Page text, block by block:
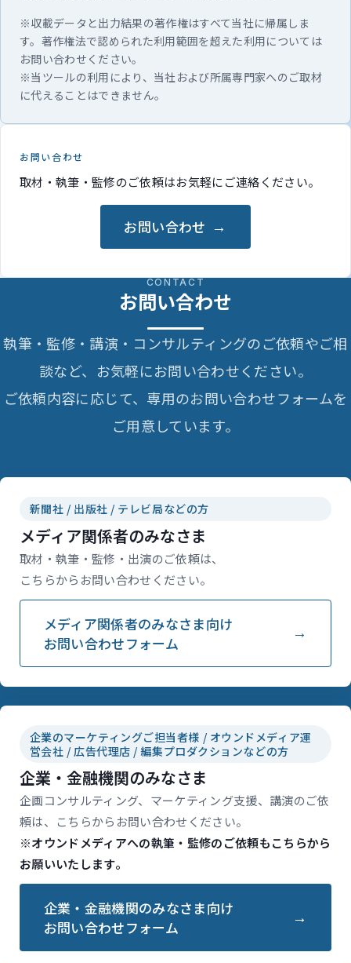
※収載データと出力結果の著作権はすべて当社に帰属しま
す。著作権法で認められた利用範囲を超えた利用については
お問い合わせください。
※当ツールの利用により、当社および所属専門家へのご取材
に代えることはできません。
お問い合わせ
取材・執筆・監修のご依頼はお気軽にご連絡ください。
お問い合わせ
CONTACT
お問い合わせ
執筆・監修・講演・コンサルティングのご依頼やご相
談など、お気軽にお問い合わせください。
ご依頼内容に応じて、専用のお問い合わせフォームを
ご用意しています。
新聞社 / 出版社 / テレビ局などの方
メディア関係者のみなさま
取材・執筆・監修・出演のご依頼は、
こちらからお問い合わせください。
メディア関係者のみなさま向け
お問い合わせフォーム
企業のマーケティングご担当者様 / オウンドメディア運
営会社 / 広告代理店 / 編集プロダクションなどの方
企業・金融機関のみなさま
企画コンサルティング、マーケティング支援、講演のご依
頼は、こちらからお問い合わせください。
※オウンドメディアへの執筆・監修のご依頼もこちらから
お願いいたします。
企業・金融機関のみなさま向け
お問い合わせフォーム